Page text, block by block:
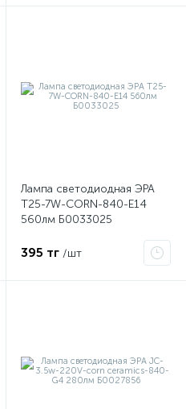
Лампа светодиодная ЭРА
T25-7W-CORN-840-E14
560лм Б0033025
395 тг /шт